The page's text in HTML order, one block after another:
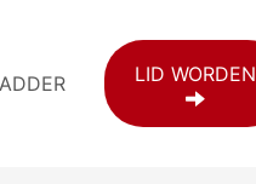
LID WORDEN